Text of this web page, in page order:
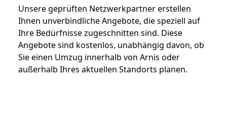
Unsere geprüften Netzwerkpartner erstellen
Ihnen unverbindliche Angebote, die speziell auf
Ihre Bedürfnisse zugeschnitten sind. Diese
Angebote sind kostenlos, unabhängig davon, ob
Sie einen Umzug innerhalb von Arnis oder
außerhalb Ihres aktuellen Standorts planen.